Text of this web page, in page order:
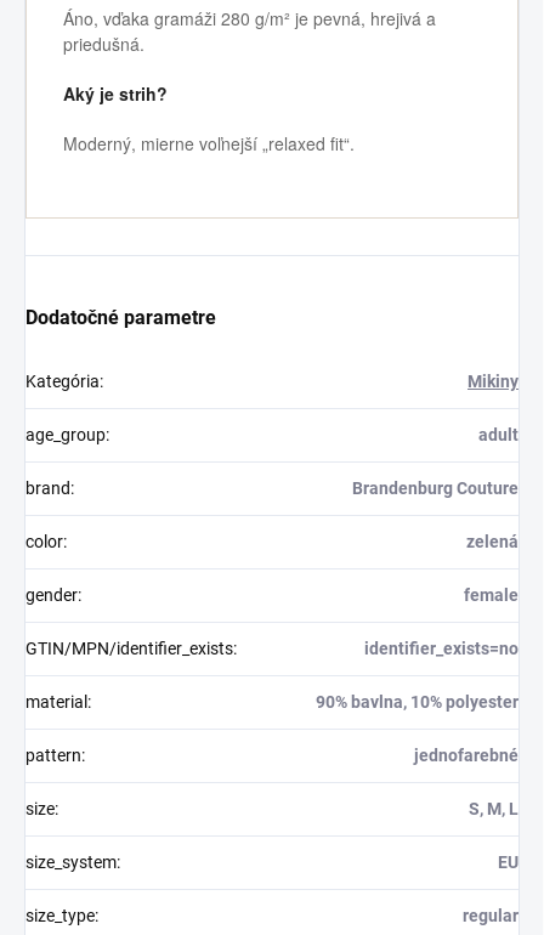
Áno, vďaka gramáži 280 g/m² je pevná, hrejivá a
priedušná.
Aký je strih?
Moderný, mierne voľnejší „relaxed fit“.
Dodatočné parametre
Kategória: Mikiny
age_group: adult
brand: Brandenburg Couture
color: zelená
gender: female
GTIN/MPN/identifier_exists: identifier_exists=no
material : 90% bavlna, 10% polyester
pattern: jednofarebné
size: S, M, L
size_system: EU
size_type: regular